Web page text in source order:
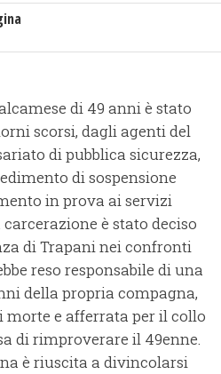
di 49 anni è stato
scorsi, dagli agenti del
di pubblica sicurezza,
di sospensione
in prova ai servizi
è stato deciso
di Trapani nei confronti
reso responsabile di una
della propria compagna,
e afferrata per il collo
di rimproverare il 49enne.
è riuscita a divincolarsi